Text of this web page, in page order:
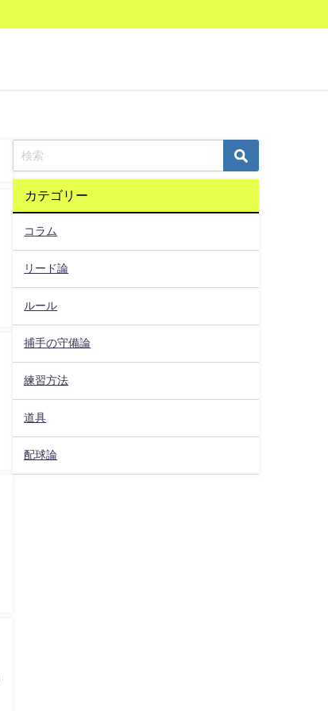
カテゴリー
コラム
リード論
ルール
捕手の守備論
練習方法
道具
配球論